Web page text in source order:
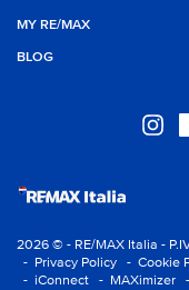
MY RE/MAX
BLOG
2026 © - RE/MAX Italia -
- Privacy Policy
- Cookie
- iConnect
- MAXimizer